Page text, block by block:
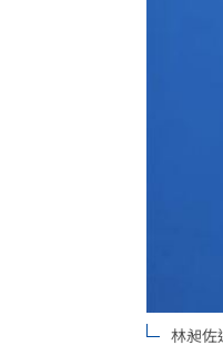
台彩父
商場戰
「拍片
林昶佐